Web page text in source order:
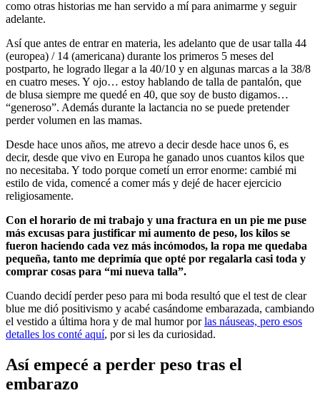
como otras historias me han servido a mí para animarme y seguir
adelante.
Así que antes de entrar en materia, les adelanto que de usar talla 44
(europea) / 14 (americana) durante los primeros 5 meses del
postparto, he logrado llegar a la 40/10 y en algunas marcas a la 38/8
en cuatro meses. Y ojo… estoy hablando de talla de pantalón, que
de blusa siempre me quedé en 40, que soy de busto digamos…
“generoso”. Además durante la lactancia no se puede pretender
perder volumen en las mamas.
Desde hace unos años, me atrevo a decir desde hace unos 6, es
decir, desde que vivo en Europa he ganado unos cuantos kilos que
no necesitaba. Y todo porque cometí un error enorme: cambié mi
estilo de vida, comencé a comer más y dejé de hacer ejercicio
religiosamente.
Con el horario de mi trabajo y una fractura en un pie me puse
más excusas para justificar mi aumento de peso, los kilos se
fueron haciendo cada vez más incómodos, la ropa me quedaba
pequeña, tanto me deprimía que opté por regalarla casi toda y
comprar cosas para “mi nueva talla”.
Cuando decidí perder peso para mi boda resultó que el test de clear
blue me dió positivismo y acabé casándome embarazada, cambiando
el vestido a última hora y de mal humor porlas náuseas, pero esos
detalles los conté aquí, por si les da curiosidad.
Así empecé a perder peso tras el
embarazo